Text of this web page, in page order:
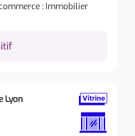
: Immobilier
Lyon